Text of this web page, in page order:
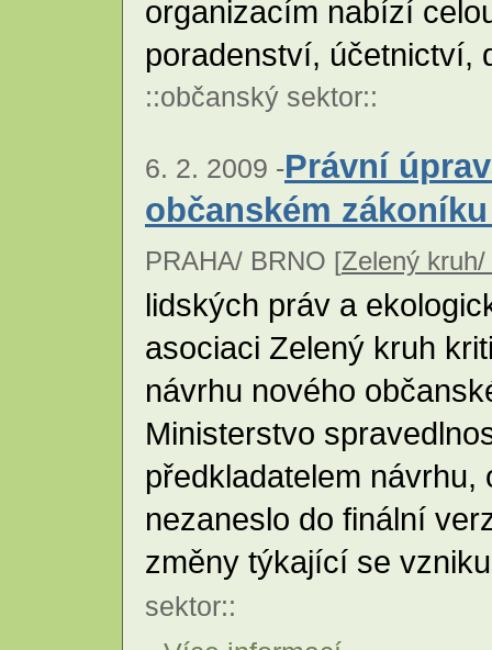
organizacím nabízí
poradenství, účetnictví,
::občanský sektor::
6. 2. 2009 -Právní
občanském
PRAHA/ BRNO [Zelený
lidských práv a
asociaci Zelený kruh
návrhu nového
Ministerstvo
předkladatelem návrhu,
nezaneslo do finální
změny týkající se
sektor::